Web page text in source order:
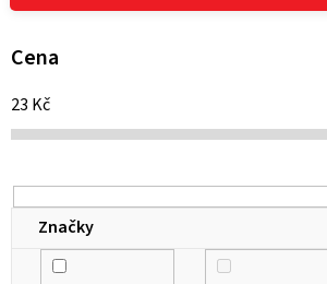
Cena
23 Kč
Značky
p
i
p
r
o
d